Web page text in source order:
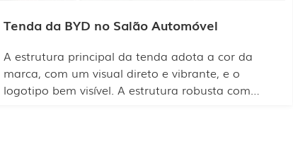
Tenda da BYD no Salão Automóvel
A estrutura principal da tenda adota a cor da
marca, com um visual direto e vibrante, e o
logotipo bem visível. A estrutura robusta com